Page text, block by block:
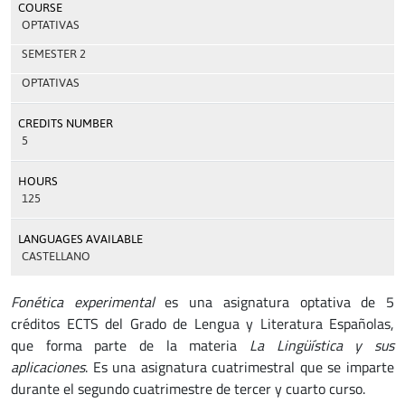
COURSE
OPTATIVAS
SEMESTER 2
OPTATIVAS
CREDITS NUMBER
5
HOURS
125
LANGUAGES AVAILABLE
CASTELLANO
Fonética experimentales una asignatura optativa de 5
créditos ECTS del Grado de Lengua y Literatura Españolas,
que forma parte de la materia La Lingüística y sus
aplicaciones. Es una asignatura cuatrimestral que se imparte
durante el segundo cuatrimestre de tercer y cuarto curso.